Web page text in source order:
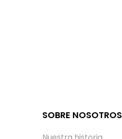
SOBRE NOSOTROS